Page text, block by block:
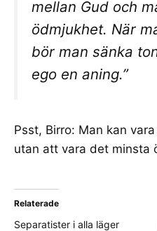
mellan Gud och
ödmjukhet. När
bör man sänka
ego en aning.”
Psst, Birro: Man kan
utan att vara det minsta
Relaterade
Separatister i alla läger